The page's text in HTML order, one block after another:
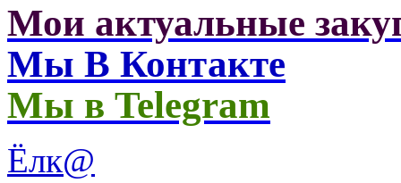
Мои актуальные
Мы В Контакте
Мы в Telegram
Ёлк@